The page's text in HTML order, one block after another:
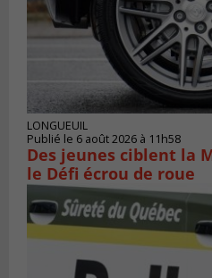
LONGUEUIL
Publié le 6 août 2026 à 11h58
Des jeunes ciblent la
le Défi écrou de roue